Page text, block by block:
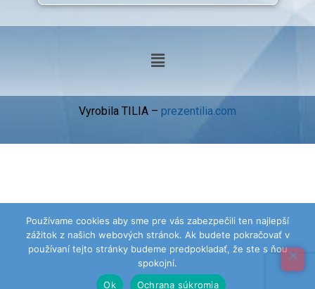
Vyrobila TILIA – prezentilia.com
Používame cookies aby sme pre vás zabezpečili ten najlepší
zážitok z našich webových stránok. Ak budete pokračovať v
používaní tejto stránky budeme predpokladať, že ste s ňou
spokojní.
Ok
Ochrana súkromia